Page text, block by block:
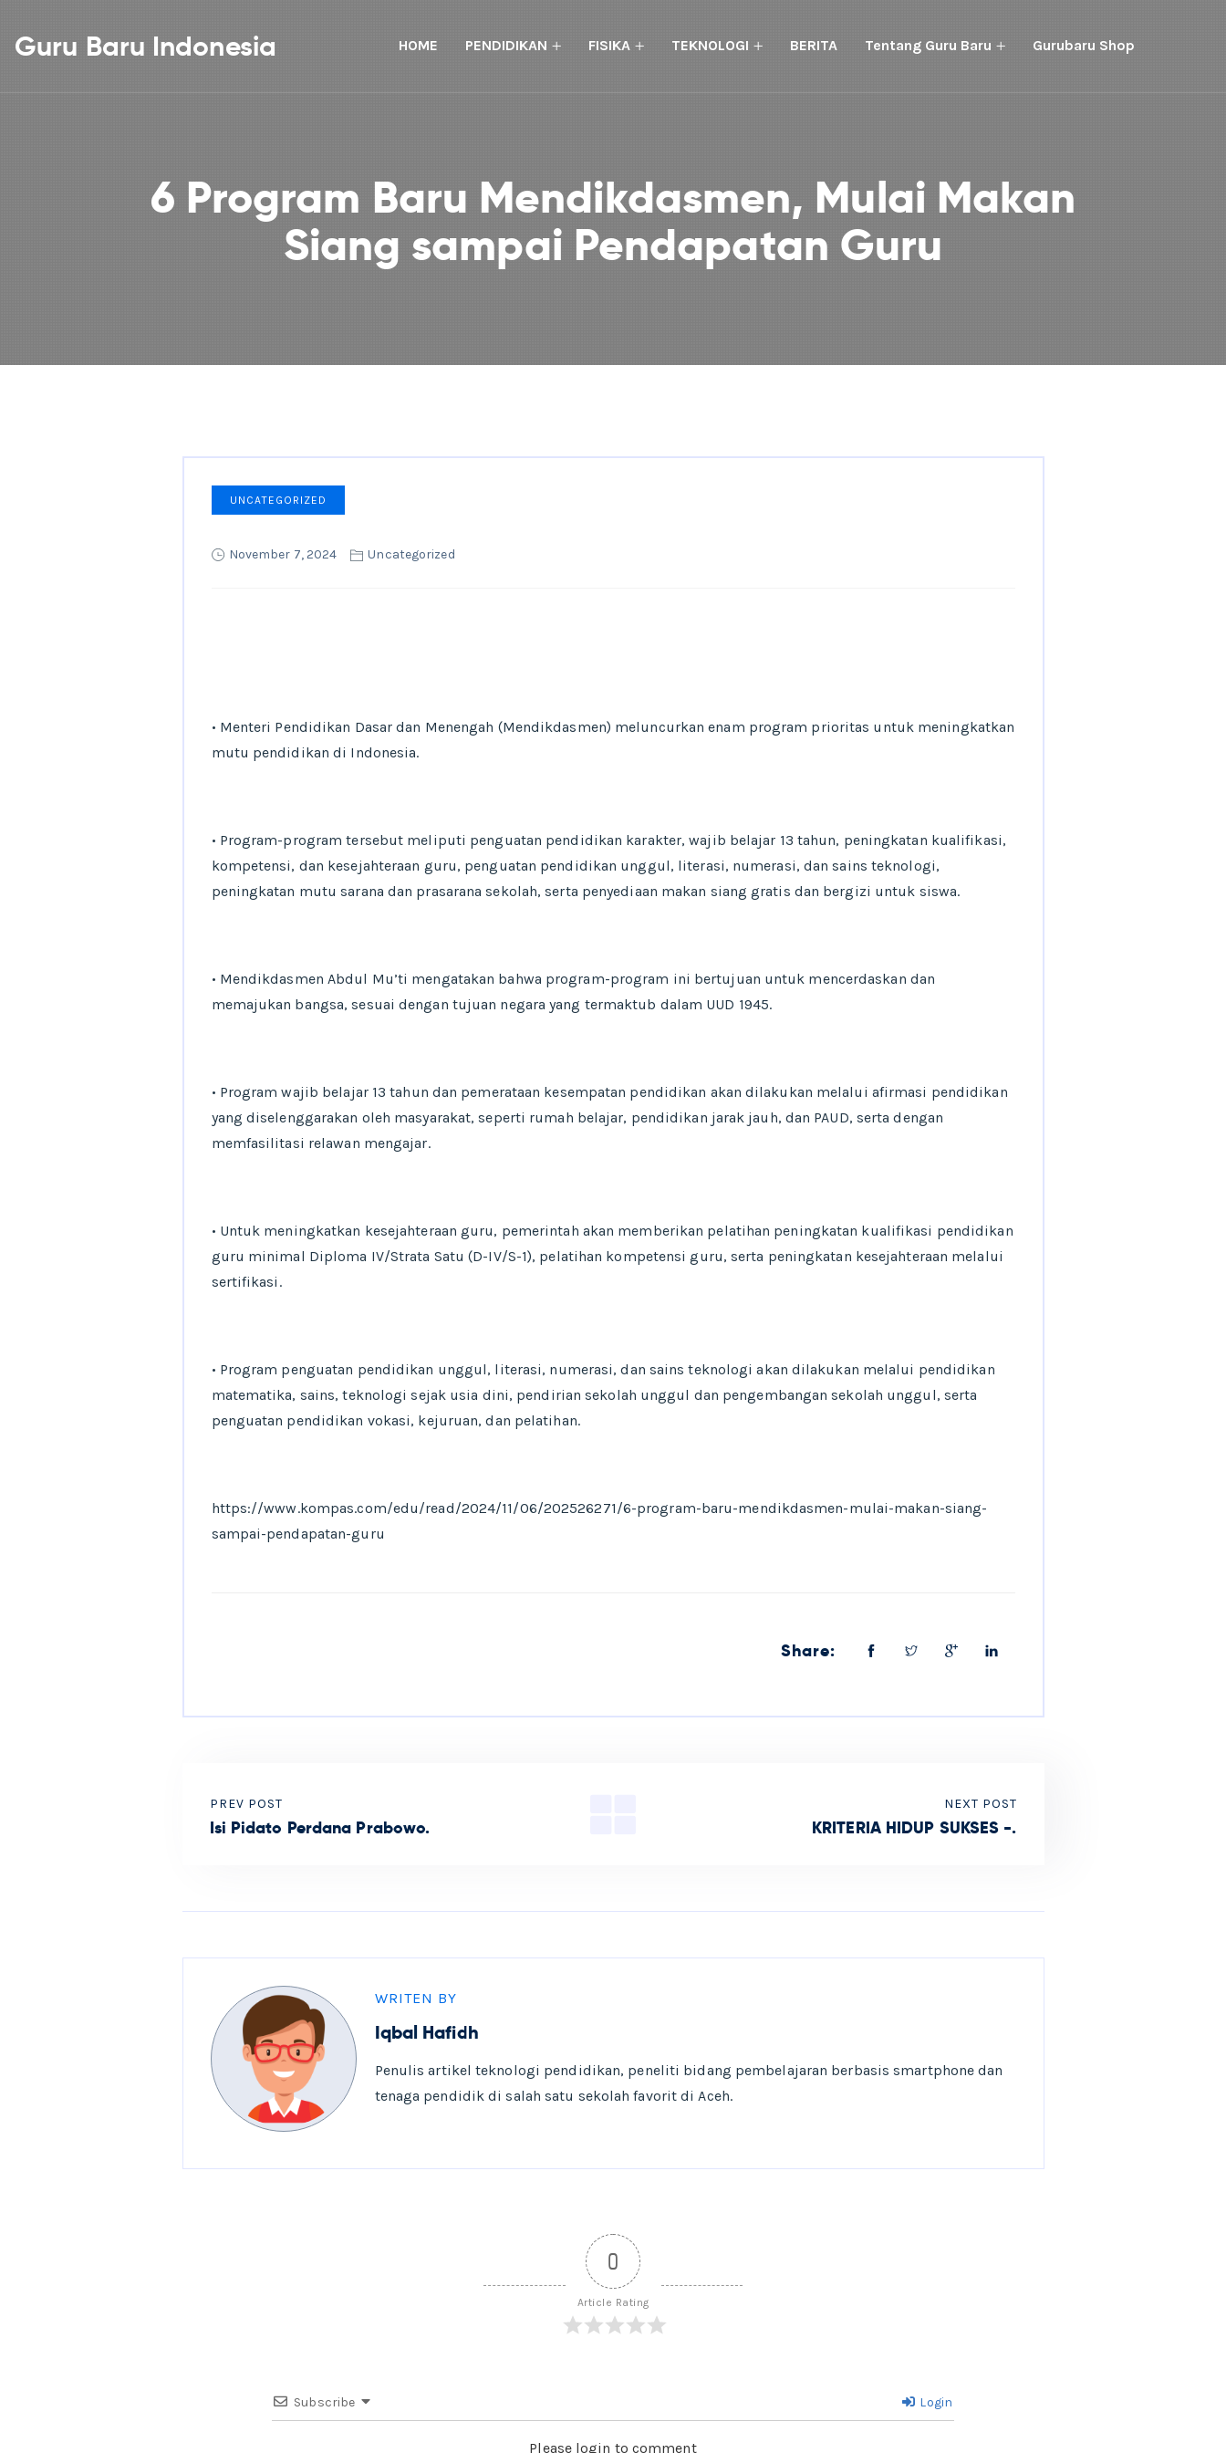
Guru Baru Indonesia HOME PENDIDIKAN FISIKA TEKNOLOGI BERITA Tentang Guru Baru Gurubaru Shop
6 Program Baru Mendikdasmen, Mulai Makan
Siang sampai Pendapatan Guru
UNCATEGORIZED
November 7, 2024 Uncategorized
• Menteri Pendidikan Dasar dan Menengah (Mendikdasmen) meluncurkan enam program prioritas untuk meningkatkan
mutu pendidikan di Indonesia.
• Program-program tersebut meliputi penguatan pendidikan karakter, wajib belajar 13 tahun, peningkatan kualifikasi,
kompetensi, dan kesejahteraan guru, penguatan pendidikan unggul, literasi, numerasi, dan sains teknologi,
peningkatan mutu sarana dan prasarana sekolah, serta penyediaan makan siang gratis dan bergizi untuk siswa.
• Mendikdasmen Abdul Mu’ti mengatakan bahwa program-program ini bertujuan untuk mencerdaskan dan
memajukan bangsa, sesuai dengan tujuan negara yang termaktub dalam UUD 1945.
• Program wajib belajar 13 tahun dan pemerataan kesempatan pendidikan akan dilakukan melalui afirmasi pendidikan
yang diselenggarakan oleh masyarakat, seperti rumah belajar, pendidikan jarak jauh, dan PAUD, serta dengan
memfasilitasi relawan mengajar.
• Untuk meningkatkan kesejahteraan guru, pemerintah akan memberikan pelatihan peningkatan kualifikasi pendidikan
guru minimal Diploma IV/Strata Satu (D-IV/S-1), pelatihan kompetensi guru, serta peningkatan kesejahteraan melalui
sertifikasi.
• Program penguatan pendidikan unggul, literasi, numerasi, dan sains teknologi akan dilakukan melalui pendidikan
matematika, sains, teknologi sejak usia dini, pendirian sekolah unggul dan pengembangan sekolah unggul, serta
penguatan pendidikan vokasi, kejuruan, dan pelatihan.
https://www.kompas.com/edu/read/2024/11/06/202526271/6-program-baru-mendikdasmen-mulai-makan-siang-
sampai-pendapatan-guru
Share:
PREV POST
Isi Pidato Perdana Prabowo.
NEXT POST
KRITERIA HIDUP SUKSES -.
WRITEN BY
Iqbal Hafidh
Penulis artikel teknologi pendidikan, peneliti bidang pembelajaran berbasis smartphone dan
tenaga pendidik di salah satu sekolah favorit di Aceh.
0
Article Rating
Subscribe Login
Please login to comment